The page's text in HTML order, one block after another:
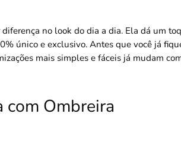
no look do dia a dia. Ela dá um
único e exclusivo. Antes que você já
mais simples e fáceis já mudam
com Ombreira